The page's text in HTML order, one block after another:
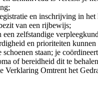
en inschrijving in het
van een rijbewijs;
een zelfstandige
en prioriteiten
schoenen staan; je
of bereidheid dit te
Verklaring Omtrent het